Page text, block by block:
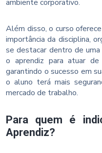
ambiente corporativo.
Além disso, o curso
importância da disciplina,
se destacar dentro de
o aprendiz para atuar
garantindo o sucesso em
o aluno terá mais
mercado de trabalho.
Para quem é
Aprendiz?